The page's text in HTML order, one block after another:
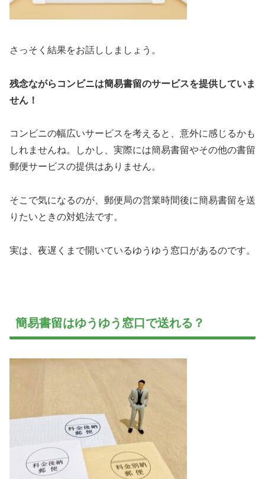
さっそく結果をお話ししましょう。
残念ながらコンビニは簡易書留のサービスを提供していま
せん！
コンビニの幅広いサービスを考えると、意外に感じるかも
しれませんね。しかし、実際には簡易書留やその他の書留
郵便サービスの提供はありません。
そこで気になるのが、郵便局の営業時間後に簡易書留を送
りたいときの対処法です。
実は、夜遅くまで開いているゆうゆう窓口があるのです。
簡易書留はゆうゆう窓口で送れる？